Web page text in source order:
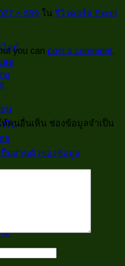
ไลน์
สด
น
งิน
ย
ป็นส่วนตัวของข้อมูล
ต์
× 599 ใน รีวิวคอร์ส Excel
you can post a comment.
คนอื่นเห็น ช่องข้อมูลจำเป็น